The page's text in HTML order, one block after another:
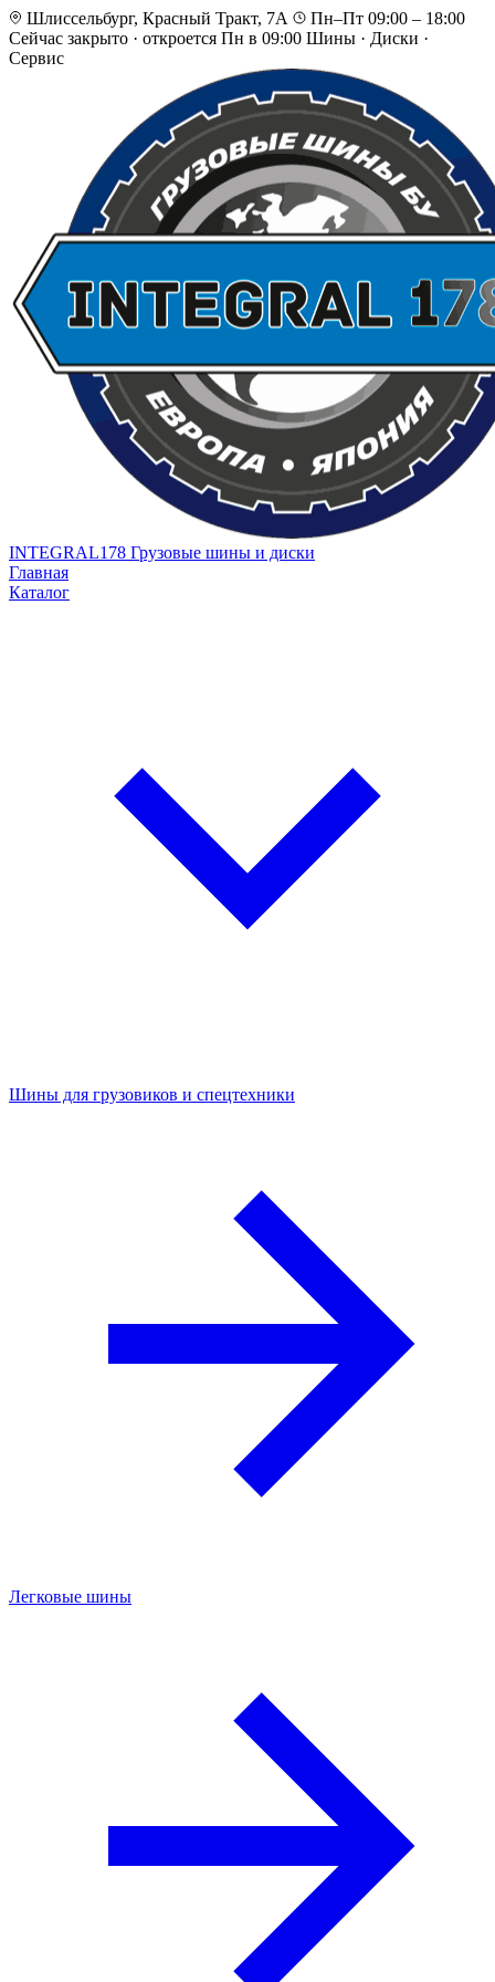
Шлиссельбург, Красный Тракт, 7А
Пн–Пт 09:00 – 18:00
Сейчас закрыто · откроется Пн в 09:00 Шины · Диски ·
Сервис
INTEGRAL178 Грузовые шины и диски
Главная
Каталог
Шины для грузовиков и спецтехники
Легковые шины